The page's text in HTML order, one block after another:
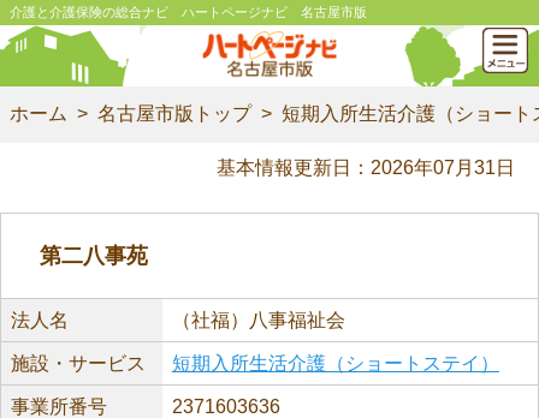
介護と介護保険の総合ナビ ハートページナビ 名古屋市版
ホーム 名古屋市版トップ 短期入所生活介護（ショート
基本情報更新日：2026年07月31日
第二八事苑
法人名 （社福）八事福祉会
施設・サービス 短期入所生活介護（ショートステイ）
事業所番号 2371603636